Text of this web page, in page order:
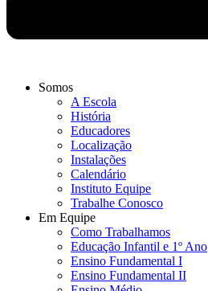
Somos
A Escola
História
Educadores
Localização
Instalações
Calendário
Instituto Equipe
Trabalhe Conosco
Em Equipe
Como Trabalhamos
Educação Infantil e 1º Ano
Ensino Fundamental I
Ensino Fundamental II